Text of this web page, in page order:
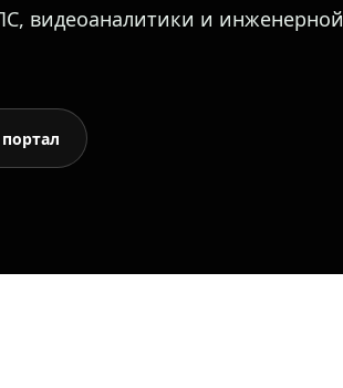
видеоаналитики и инженерной